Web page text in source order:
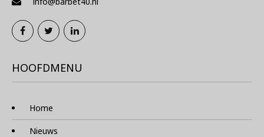
HOOFDMENU
Home
Nieuws